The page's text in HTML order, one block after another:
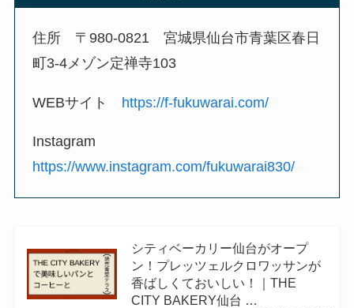
住所 〒980-0821 宮城県仙台市青葉区春日
町3-4メゾン定禅寺103
WEBサイト https://f-fukuwarai.com/
Instagram
https://www.instagram.com/fukuwarai830/
シティベーカリー仙台がオープ
ン！プレッツェルクロワッサンが
香ばしくておいしい！｜THE
CITY BAKERY仙台 …